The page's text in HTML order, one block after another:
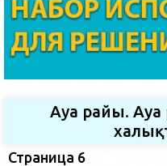
Ауа райы.
Страница 6